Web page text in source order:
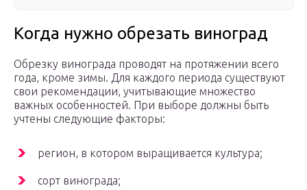
Когда нужно обрезать виноград
Обрезку винограда проводят на протяжении всего
года, кроме зимы. Для каждого периода существуют
свои рекомендации, учитывающие множество
важных особенностей. При выборе должны быть
учтены следующие факторы:
регион, в котором выращивается культура;
сорт винограда;